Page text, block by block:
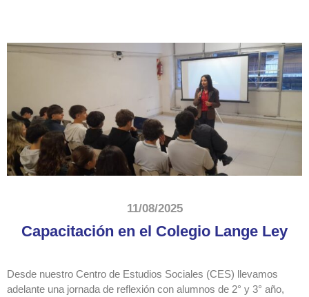
11/08/2025
Capacitación en el Colegio Lange Ley
Desde nuestro Centro de Estudios Sociales (CES) llevamos
adelante una jornada de reflexión con alumnos de 2° y 3° año,